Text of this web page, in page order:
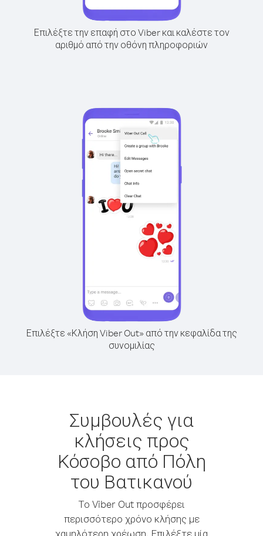
Επιλέξτε την επαφή στο Viber και καλέστε τον
αριθμό από την οθόνη πληροφοριών
Επιλέξτε «Κλήση Viber Out» από την κεφαλίδα της
συνομιλίας
Συμβουλές για
κλήσεις προς
Κόσοβο από Πόλη
του Βατικανού
Το Viber Out προσφέρει
περισσότερο χρόνο κλήσης με
χαμηλότερη χρέωση. Επιλέξτε μία